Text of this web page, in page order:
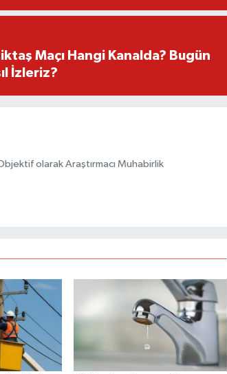
Maçı Hangi Kanalda? Bugün
İzleriz?
olarak Araştırmacı Muhabirlik